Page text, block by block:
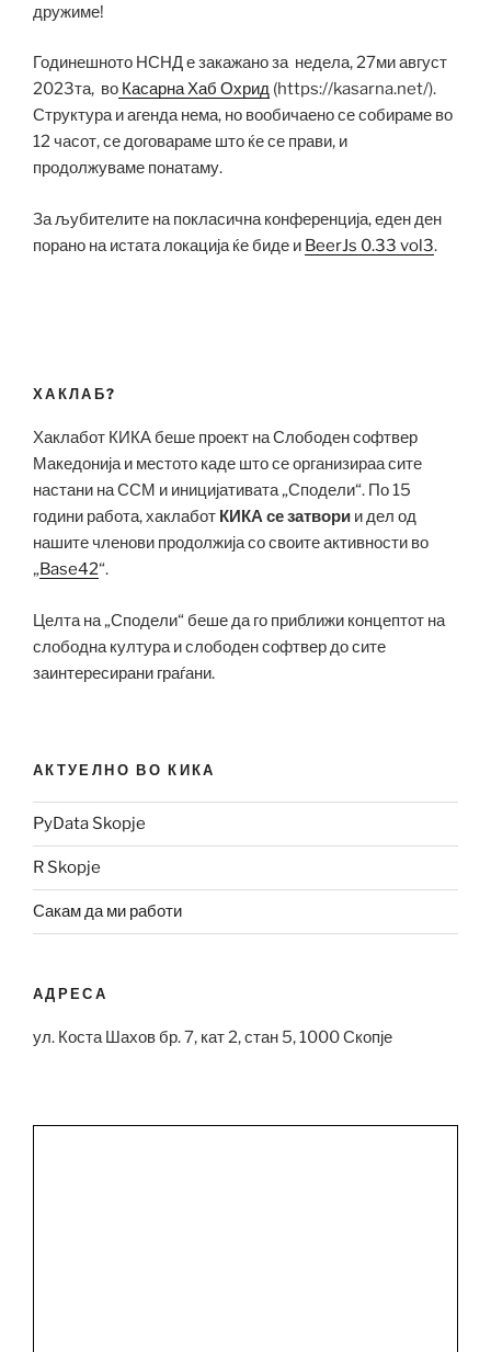
дружиме!
Годинешното НСНД е закажано за недела, 27ми август
2023та, во Касарна Хаб Охрид (https://kasarna.net/).
Структура и агенда нема, но вообичаено се собираме во
12 часот, се договараме што ќе се прави, и
продолжуваме понатаму.
За љубителите на покласична конференција, еден ден
порано на истата локација ќе биде и BeerJs 0.33 vol3.
ХАКЛАБ?
Хаклабот КИКА беше проект на Слободен софтвер
Македонија и местото каде што се организираа сите
настани на ССМ и иницијативата „Сподели“. По 15
години работа, хаклабот КИКА се затвори и дел од
нашите членови продолжија со своите активности во
„Base42“.
Целта на „Сподели“ беше да го приближи концептот на
слободна култура и слободен софтвер до сите
заинтересирани граѓани.
АКТУЕЛНО ВО КИКА
PyData Skopje
R Skopje
Сакам да ми работи
АДРЕСА
ул. Коста Шахов бр. 7, кат 2, стан 5, 1000 Скопје